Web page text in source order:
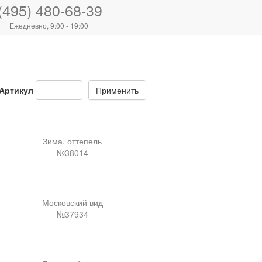
480-68-39
Ежедневно, 9:00 - 19:00
Применить
Зима. оттепель
№38014
Московский вид
№37934